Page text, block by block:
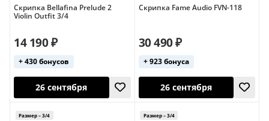
10 августа 13 августа
Скрипка Bellafina Prelude 2
Violin Outfit 3/4
14 190 ₽
+ 430 бонусов
Скрипка Fame Audio FVN-118
30 490 ₽
+ 923 бонуса